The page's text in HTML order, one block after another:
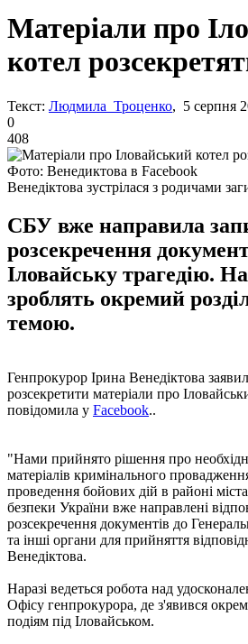
Матеріали про
котел
Текст: Людмила Троценко, 5 серпня
0
408
Фото: Венедиктова в Facebook
Венедіктова зустрілася з родичами
СБУ вже направила
розсекречення
Іловайську трагедію.
зроблять окремий
темою.
Генпрокурор Ірина Венедіктова
розсекретити матеріали про
повідомила у Facebook..
"Нами прийнято рішення про
матеріалів кримінального
проведення бойових дій в районі
безпеки України вже направлені
розсекречення документів до
та інші органи для прийняття
Венедіктова.
Наразі ведеться робота над
Офісу генпрокурора, де з'явився
подіям під Іловайськом.